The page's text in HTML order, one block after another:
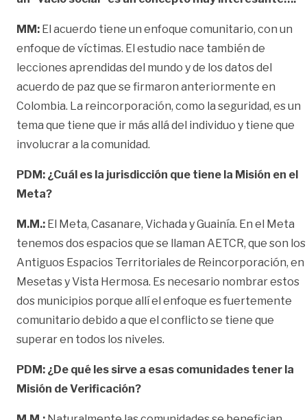
MM: El acuerdo tiene un enfoque comunitario, con un
enfoque de víctimas. El estudio nace también de
lecciones aprendidas del mundo y de los datos del
acuerdo de paz que se firmaron anteriormente en
Colombia. La reincorporación, como la seguridad, es un
tema que tiene que ir más allá del individuo y tiene que
involucrar a la comunidad.
PDM: ¿Cuál es la jurisdicción que tiene la Misión en el
Meta?
M.M.: El Meta, Casanare, Vichada y Guainía. En el Meta
tenemos dos espacios que se llaman AETCR, que son los
Antiguos Espacios Territoriales de Reincorporación, en
Mesetas y Vista Hermosa. Es necesario nombrar estos
dos municipios porque allí el enfoque es fuertemente
comunitario debido a que el conflicto se tiene que
superar en todos los niveles.
PDM: ¿De qué les sirve a esas comunidades tener la
Misión de Verificación?